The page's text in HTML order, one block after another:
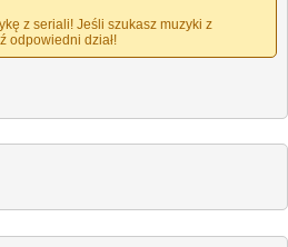
z seriali! Jeśli szukasz muzyki z
odpowiedni dział!